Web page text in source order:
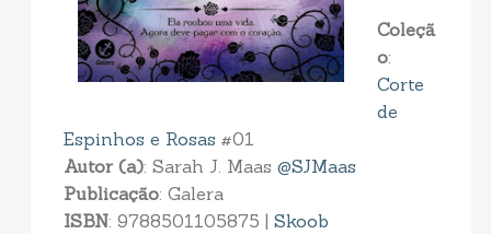
Coleçã
o:
Corte
de
Espinhos e Rosas #01
Autor (a): Sarah J. Maas @SJMaas
Publicação: Galera
ISBN: 9788501105875 | Skoob